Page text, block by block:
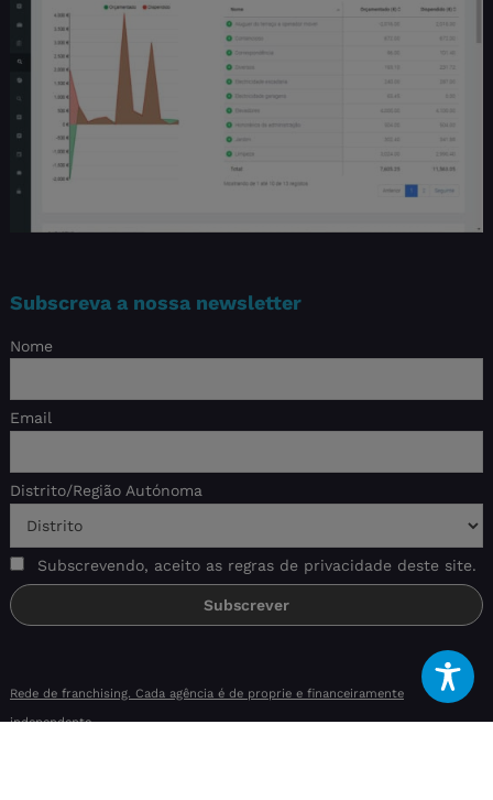
Subscreva a nossa newsletter
Nome
Email
Distrito/Região Autónoma
Subscrevendo, aceito as regras de privacidade deste site.
Rede de franchising. Cada agência é de proprie e financeiramente
independente.